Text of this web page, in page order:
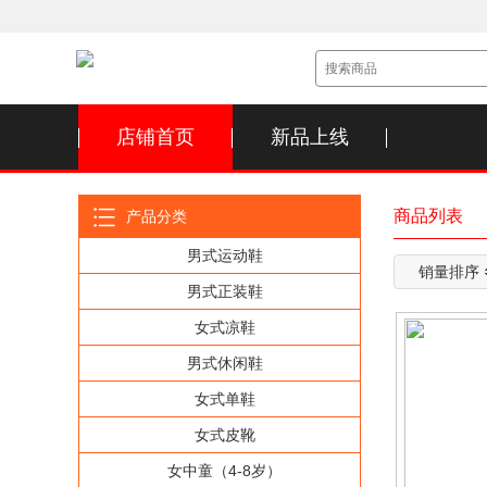
店铺首页 新品上线
产品分类
男式运动鞋
男式正装鞋
女式凉鞋
男式休闲鞋
女式单鞋
女式皮靴
女中童（4-8岁）
商品列表
销量排序